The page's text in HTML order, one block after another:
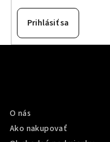
Prihlásiť sa
O nás
Ako nakupovať